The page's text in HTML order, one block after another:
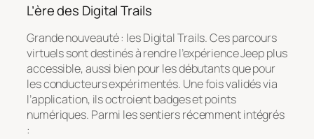
L’ère des Digital Trails
Grande nouveauté : lesDigital Trails. Ces parcours
virtuels sont destinés à rendre l’expérience Jeep plus
accessible, aussi bien pour les débutants que pour
les conducteurs expérimentés. Une fois validés via
l’application, ils octroient badges et points
numériques. Parmi les sentiers récemment intégrés
: